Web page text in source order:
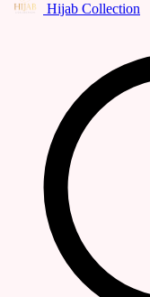
Hijab Collection